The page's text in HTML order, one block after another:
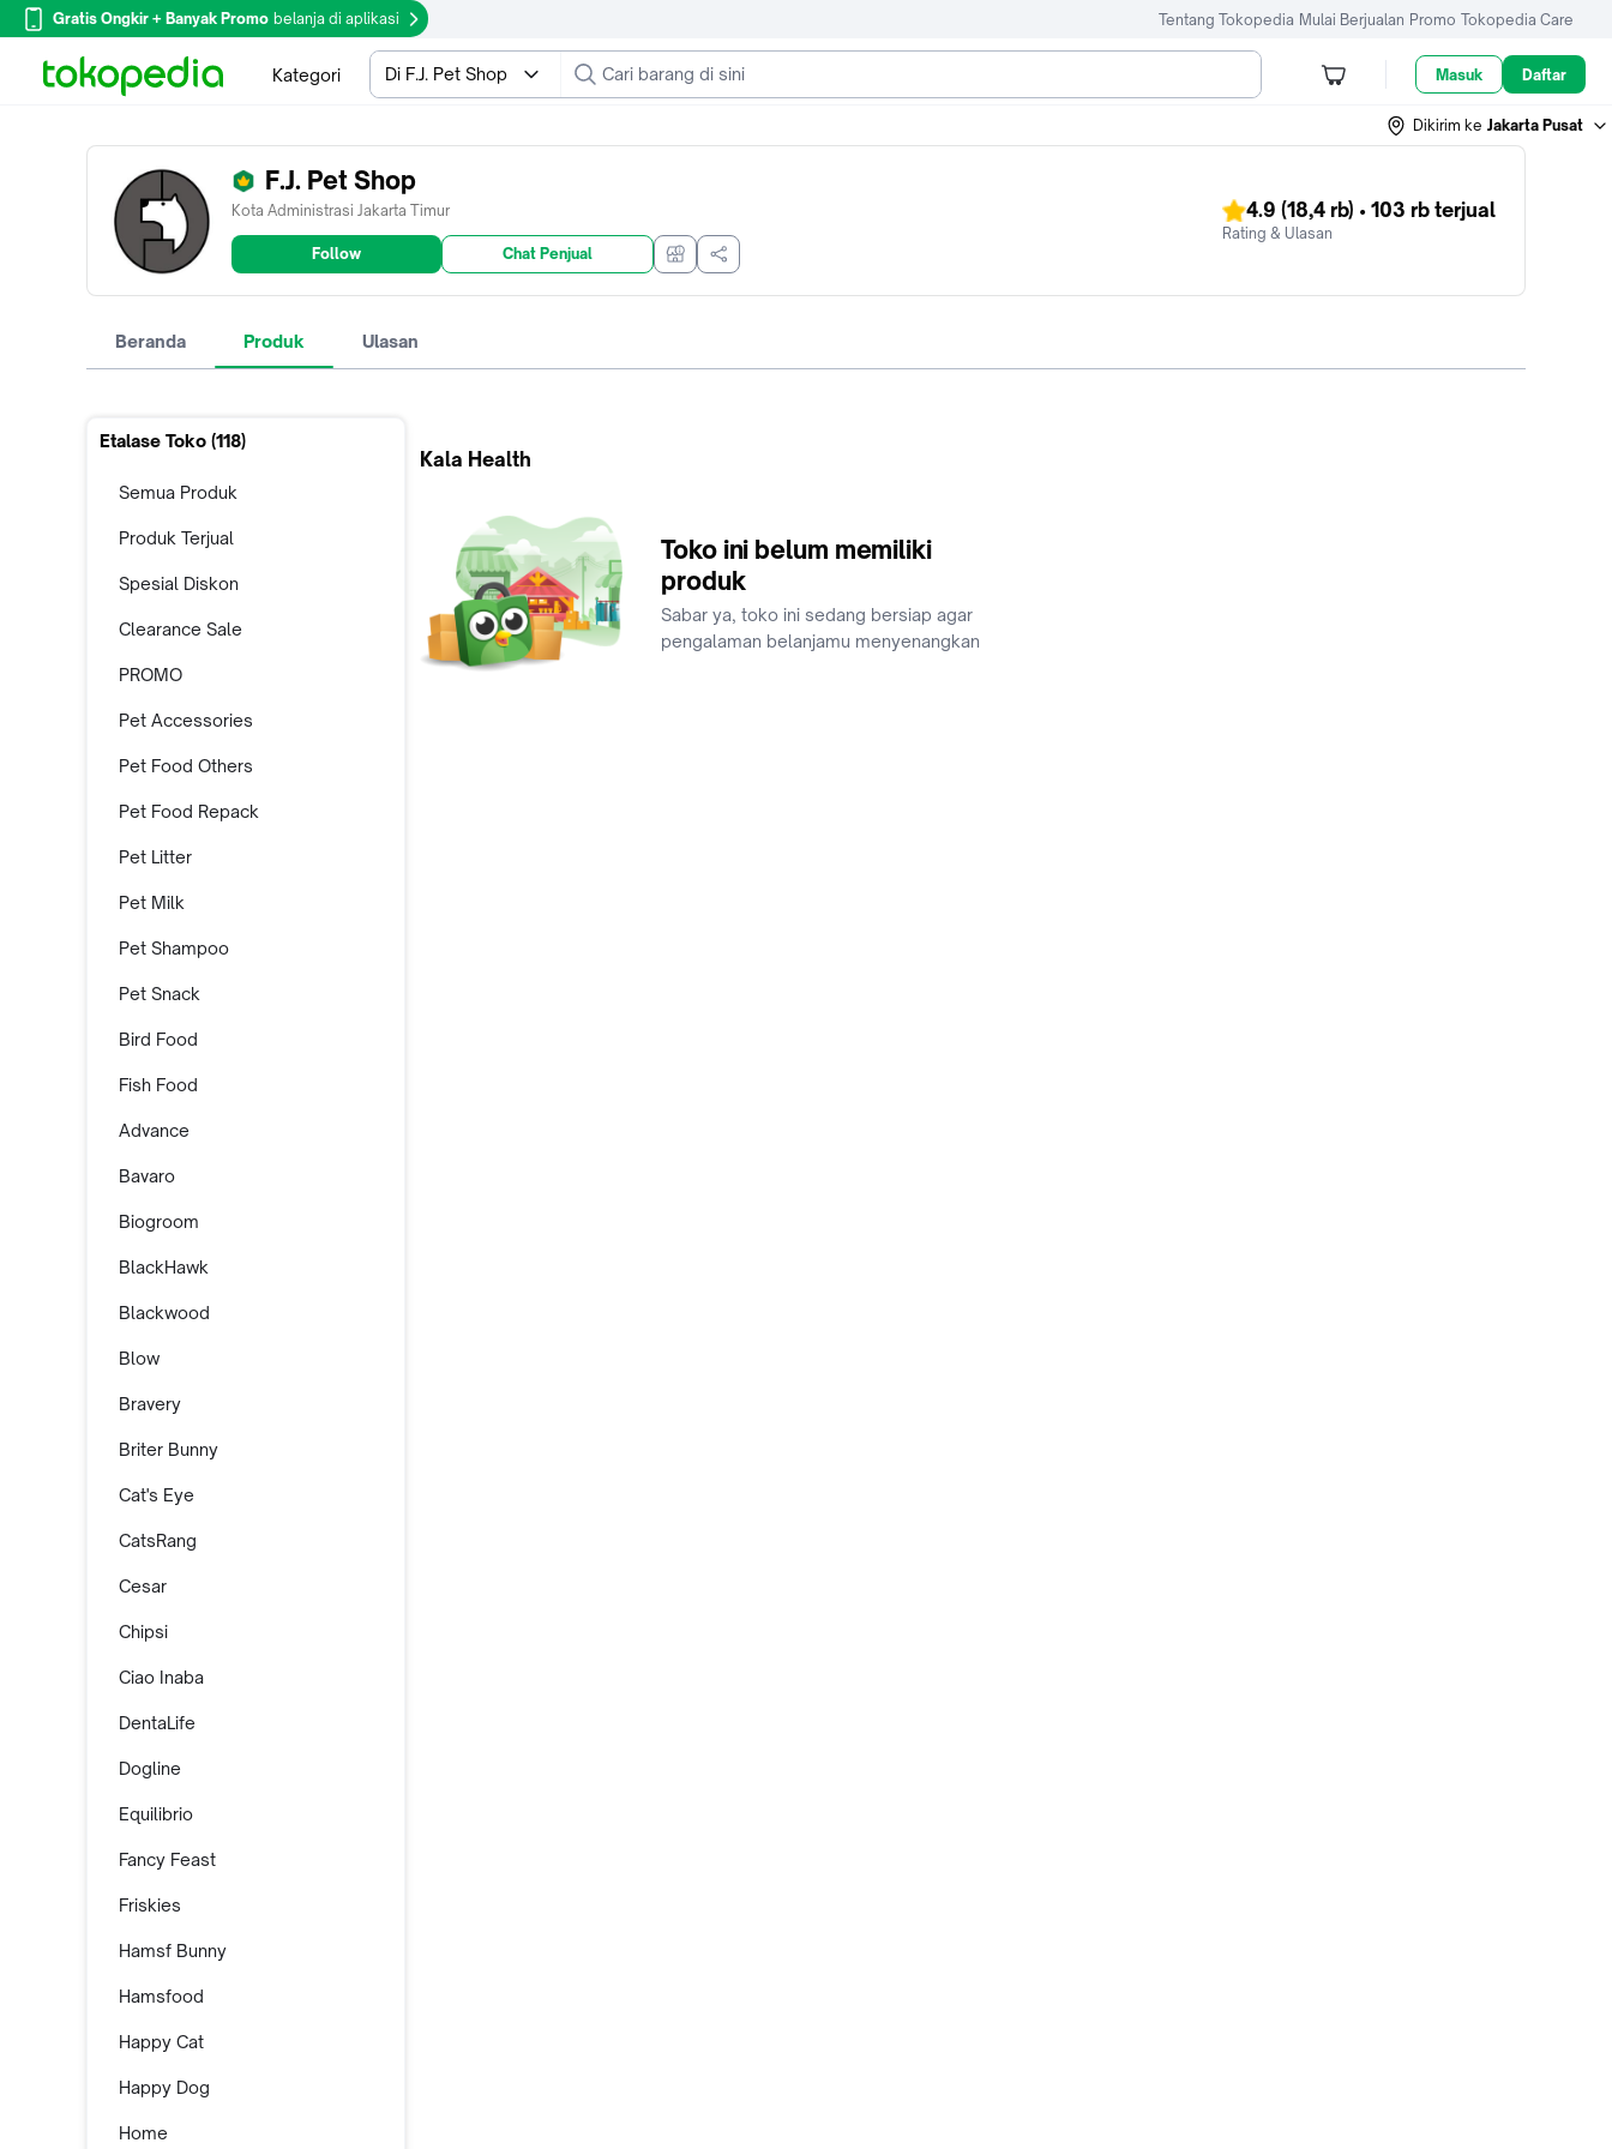
Gratis Ongkir + Banyak Promo belanja di aplikasi Tentang Tokopedia Mulai Berjualan Promo Tokopedia Care
Kategori Di F.J. Pet Shop Masuk Daftar
Dikirim ke Jakarta Pusat
F.J. Pet Shop
Kota Administrasi Jakarta Timur
Follow Chat Penjual
4.9 (18,4 rb) • 103 rb terjual
Rating & Ulasan
Beranda Produk Ulasan
Etalase Toko (118)
Semua Produk
Produk Terjual
Spesial Diskon
Clearance Sale
PROMO
Pet Accessories
Pet Food Others
Pet Food Repack
Pet Litter
Pet Milk
Pet Shampoo
Pet Snack
Bird Food
Fish Food
Advance
Bavaro
Biogroom
BlackHawk
Blackwood
Blow
Bravery
Briter Bunny
Cat's Eye
CatsRang
Cesar
Chipsi
Ciao Inaba
DentaLife
Dogline
Equilibrio
Fancy Feast
Friskies
Hamsf Bunny
Hamsfood
Happy Cat
Happy Dog
Home
Kala Health
Toko ini belum memiliki
produk
Sabar ya, toko ini sedang bersiap agar
pengalaman belanjamu menyenangkan